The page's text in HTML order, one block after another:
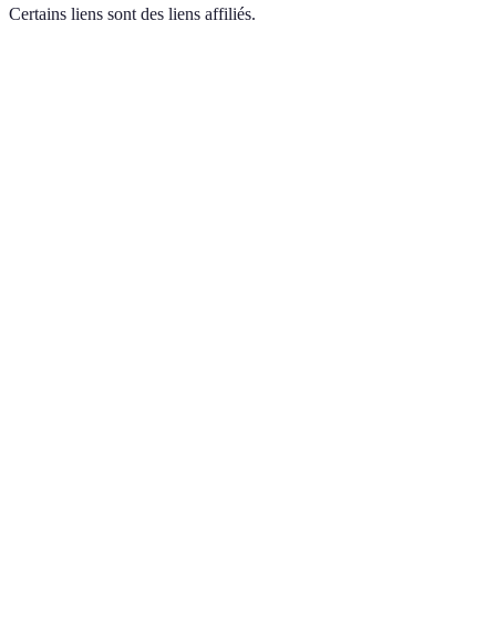
Certains liens sont des liens affiliés.